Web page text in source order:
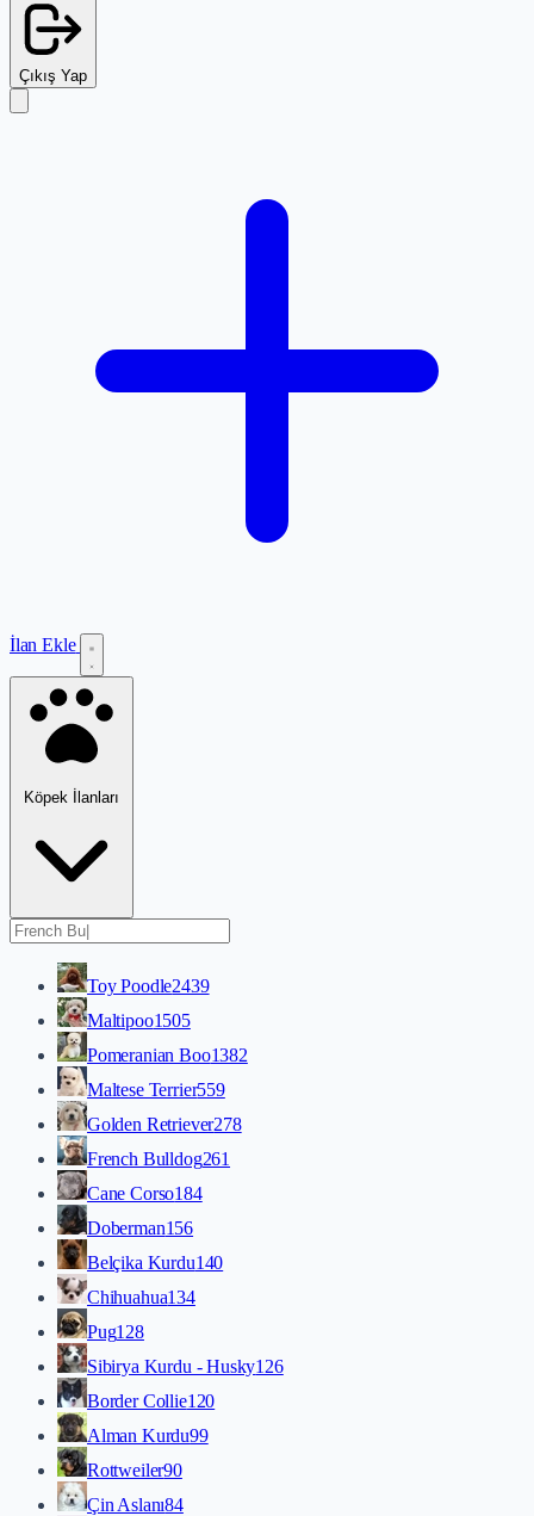
Çıkış Yap
İlan Ekle
Köpek İlanları
Toy Poodle2439
Maltipoo1505
Pomeranian Boo1382
Maltese Terrier559
Golden Retriever278
French Bulldog261
Cane Corso184
Doberman156
Belçika Kurdu140
Chihuahua134
Pug128
Sibirya Kurdu - Husky126
Border Collie120
Alman Kurdu99
Rottweiler90
Çin Aslanı84